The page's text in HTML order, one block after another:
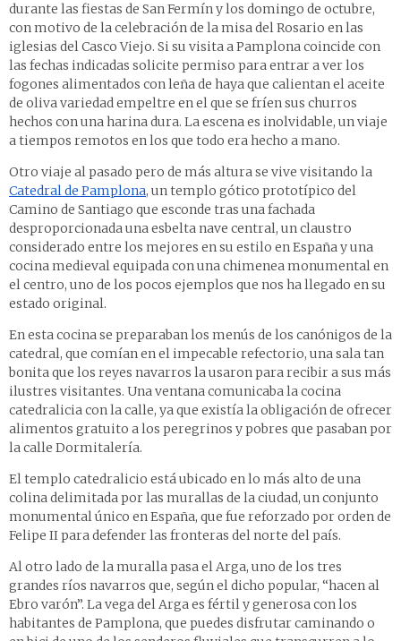
durante las fiestas de San Fermín y los domingo de octubre,
con motivo de la celebración de la misa del Rosario en las
iglesias del Casco Viejo. Si su visita a Pamplona coincide con
las fechas indicadas solicite permiso para entrar a ver los
fogones alimentados con leña de haya que calientan el aceite
de oliva variedad empeltre en el que se fríen sus churros
hechos con una harina dura. La escena es inolvidable, un viaje
a tiempos remotos en los que todo era hecho a mano.
Otro viaje al pasado pero de más altura se vive visitando la
Catedral de Pamplona, un templo gótico prototípico del
Camino de Santiago que esconde tras una fachada
desproporcionada una esbelta nave central, un claustro
considerado entre los mejores en su estilo en España y una
cocina medieval equipada con una chimenea monumental en
el centro, uno de los pocos ejemplos que nos ha llegado en su
estado original.
En esta cocina se preparaban los menús de los canónigos de la
catedral, que comían en el impecable refectorio, una sala tan
bonita que los reyes navarros la usaron para recibir a sus más
ilustres visitantes. Una ventana comunicaba la cocina
catedralicia con la calle, ya que existía la obligación de ofrecer
alimentos gratuito a los peregrinos y pobres que pasaban por
la calle Dormitalería.
El templo catedralicio está ubicado en lo más alto de una
colina delimitada por las murallas de la ciudad, un conjunto
monumental único en España, que fue reforzado por orden de
Felipe II para defender las fronteras del norte del país.
Al otro lado de la muralla pasa el Arga, uno de los tres
grandes ríos navarros que, según el dicho popular, “hacen al
Ebro varón”. La vega del Arga es fértil y generosa con los
habitantes de Pamplona, que puedes disfrutar caminando o